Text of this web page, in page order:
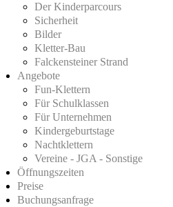
Der Kinderparcours
Sicherheit
Bilder
Kletter-Bau
Falckensteiner Strand
Angebote
Fun-Klettern
Für Schulklassen
Für Unternehmen
Kindergeburtstage
Nachtklettern
Vereine - JGA - Sonstige
Öffnungszeiten
Preise
Buchungsanfrage